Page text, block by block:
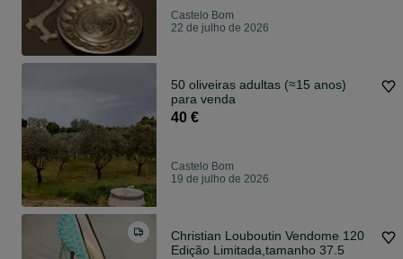
Castelo Bom
22 de julho de 2026
50 oliveiras adultas (≈15 anos)
para venda
40 €
Castelo Bom
19 de julho de 2026
Christian Louboutin Vendome 120
Edição Limitada,tamanho 37.5